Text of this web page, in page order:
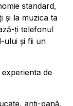
standard,
și la muzica ta
ți telefonul
ului și fii un
de
anti-pană,